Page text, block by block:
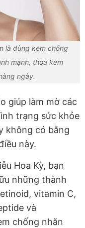
là dùng kem chống
mạnh, thoa kem
ngày.
giúp làm mờ các
trạng sức khỏe
không có bằng
này.
Hoa Kỳ, bạn
những thành
vitamin C,
và
chống nhăn